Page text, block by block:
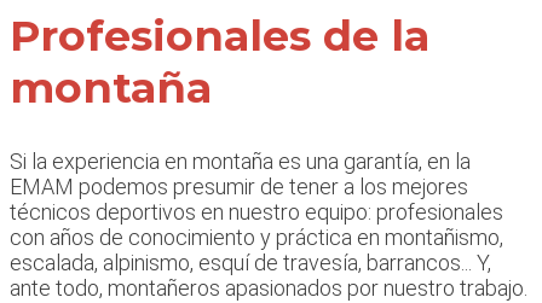
Profesionales de la
montaña
Si la experiencia en montaña es una garantía, en la
EMAM podemos presumir de tener a los mejores
técnicos deportivos en nuestro equipo: profesionales
con años de conocimiento y práctica en montañismo,
escalada, alpinismo, esquí de travesía, barrancos... Y,
ante todo, montañeros apasionados por nuestro trabajo.